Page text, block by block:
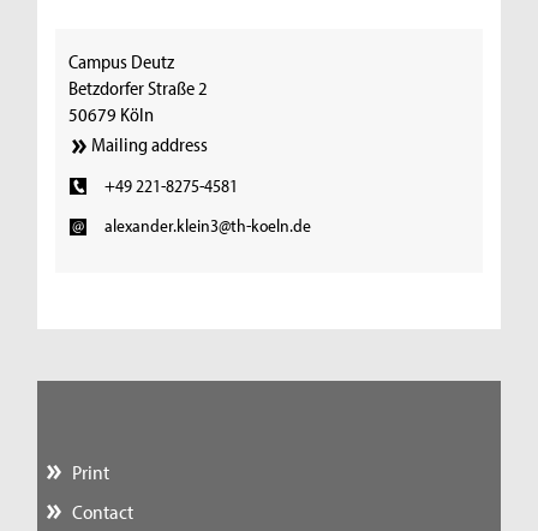
Campus Deutz
Betzdorfer Straße 2
50679 Köln
Mailing address
+49 221-8275-4581
alexander.klein3@th-koeln.de
Print
Contact